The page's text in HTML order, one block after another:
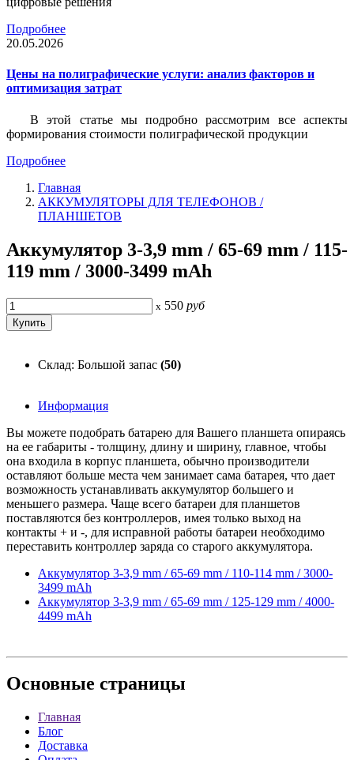
Подробнее
20.05.2026
Цены на полиграфические услуги: анализ факторов и
оптимизация затрат
В этой статье мы подробно рассмотрим все аспекты
формирования стоимости полиграфической продукции
Подробнее
Главная
АККУМУЛЯТОРЫ ДЛЯ ТЕЛЕФОНОВ /
ПЛАНШЕТОВ
Аккумулятор 3-3,9 mm / 65-69 mm / 115-
119 mm / 3000-3499 mAh
x 550 руб
Склад: Большой запас (50)
Информация
Вы можете подобрать батарею для Вашего планшета опираясь
на ее габариты - толщину, длину и ширину, главное, чтобы
она входила в корпус планшета, обычно производители
оставляют больше места чем занимает сама батарея, что дает
возможность устанавливать аккумулятор большего и
меньшего размера. Чаще всего батареи для планшетов
поставляются без контроллеров, имея только выход на
контакты + и -, для исправной работы батареи необходимо
переставить контроллер заряда со старого аккумулятора.
Аккумулятор 3-3,9 mm / 65-69 mm / 110-114 mm / 3000-
3499 mAh
Аккумулятор 3-3,9 mm / 65-69 mm / 125-129 mm / 4000-
4499 mAh
Основные страницы
Главная
Блог
Доставка